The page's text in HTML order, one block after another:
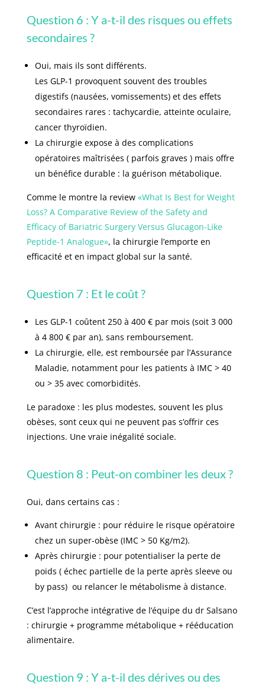
Question 6 : Y a-t-il des risques ou effets
secondaires ?
Oui, mais ils sont différents.
Les GLP-1 provoquent souvent des troubles
digestifs (nausées, vomissements) et des effets
secondaires rares : tachycardie, atteinte oculaire,
cancer thyroïdien.
La chirurgie expose à des complications
opératoires maîtrisées ( parfois graves ) mais offre
un bénéfice durable : la guérison métabolique.
Comme le montre la review «What Is Best for Weight
Loss? A Comparative Review of the Safety and
Efficacy of Bariatric Surgery Versus Glucagon-Like
Peptide-1 Analogue», la chirurgie l’emporte en
efficacité et en impact global sur la santé.
Question 7 : Et le coût ?
Les GLP-1 coûtent 250 à 400 € par mois (soit 3 000
à 4 800 € par an), sans remboursement.
La chirurgie, elle, est remboursée par l’Assurance
Maladie, notamment pour les patients à IMC > 40
ou > 35 avec comorbidités.
Le paradoxe : les plus modestes, souvent les plus
obèses, sont ceux qui ne peuvent pas s’offrir ces
injections. Une vraie inégalité sociale.
Question 8 : Peut-on combiner les deux ?
Oui, dans certains cas :
Avant chirurgie : pour réduire le risque opératoire
chez un super-obèse (IMC > 50 Kg/m2).
Après chirurgie : pour potentialiser la perte de
poids ( échec partielle de la perte après sleeve ou
by pass) ou relancer le métabolisme à distance.
C’est l’approche intégrative de l’équipe du dr Salsano
: chirurgie + programme métabolique + rééducation
alimentaire.
Question 9 : Y a-t-il des dérives ou des